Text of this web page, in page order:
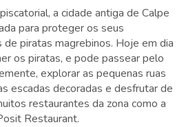
a cidade antiga de Calpe
para proteger os seus
piratas magrebinos. Hoje em dia
os piratas, e pode passear pelo
explorar as pequenas ruas
escadas decoradas e desfrutar de
restaurantes da zona como a
Restaurant.